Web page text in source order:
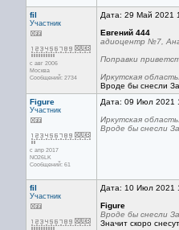
fil
Участник
с авг 2006
Москва
Сообщений: 2734
Дата: 29 Май 2021
Евгений 444
адиоцентр №7,
Поправки
Иркутская область.
Вроде бы снесли
Figure
Участник
с апр 2017
NO26LK
Сообщений: 61
Дата: 09 Июл 2021
Иркутская область.
Вроде бы снесли
fil
Участник
Дата: 10 Июл 2021
Figure
Вроде бы снесли
Значит скоро снесут.